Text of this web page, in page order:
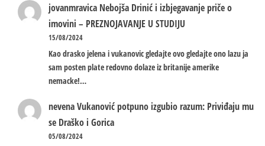
jovanmravica Nebojša Drinić i izbjegavanje priče o
imovini – PREZNOJAVANJE U STUDIJU
15/08/2024
Kao drasko jelena i vukanovic gledajte ovo gledajte ono lazu ja
sam posten plate redovno dolaze iz britanije amerike
nemacke!…
nevenaVukanović potpuno izgubio razum: Priviđaju mu
se Draško i Gorica
05/08/2024